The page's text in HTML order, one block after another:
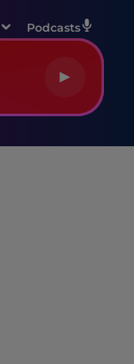
Podcasts